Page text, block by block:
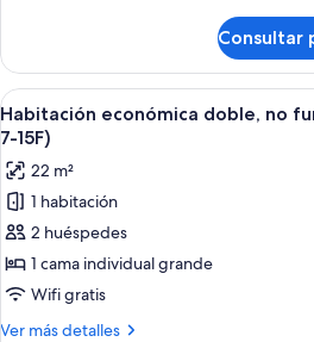
camas
individuales
ejecutiva
con
2
camas
individuales
Consultar
Abrir
todas
las
fotos
de
Habitación
económica
doble,
no
3
Habitación económica doble, no
7-15F)
22 m²
1 habitación
2 huéspedes
1 cama individual grande
Wifi gratis
Ver más detalles
Más